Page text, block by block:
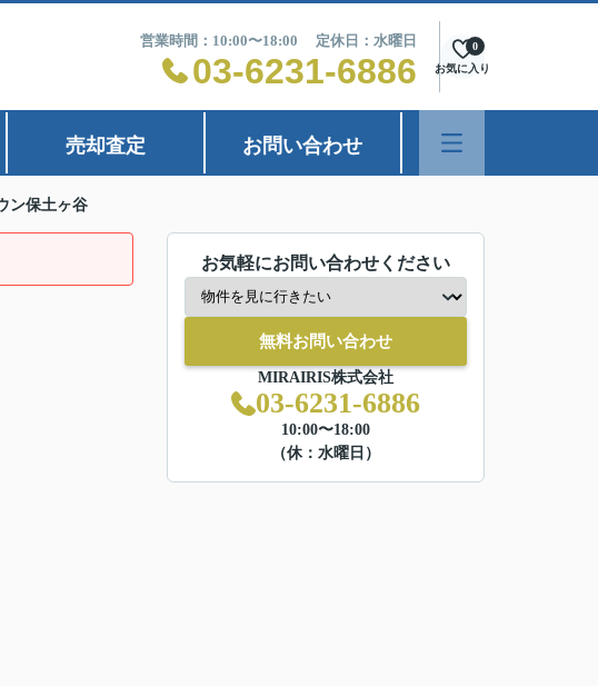
営業時間：10:00〜18:00 定休日：水曜日
03-6231-6886 お気に入り
0
売却査定 お問い合わせ
ン保土ヶ谷
お気軽にお問い合わせください
無料お問い合わせ
MIRAIRIS株式会社
03-6231-6886
10:00〜18:00
（休：水曜日）